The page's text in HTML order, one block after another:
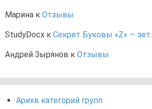
Марина к Отзывы
StudyDocx к Секрет Буковы «Z» — зет.
Андрей Зырянов к Отзывы
Арихв категорий групп